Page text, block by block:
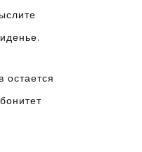
остается